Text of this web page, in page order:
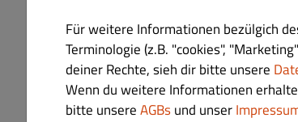
Für weitere Informationen bezülgich
Terminologie (z.B. "cookies",
deiner Rechte, sieh dir bitte unsere
Wenn du weitere Informationen
bitte unsereAGBsund unser